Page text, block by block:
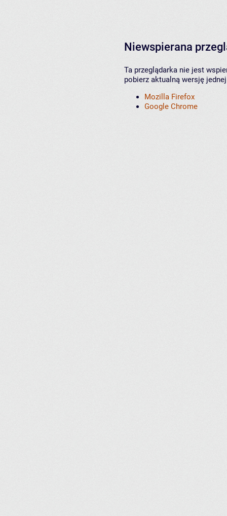
Niewspierana
Ta przeglądarka nie jest
pobierz aktualną wersję
Mozilla Firefox
Google Chrome